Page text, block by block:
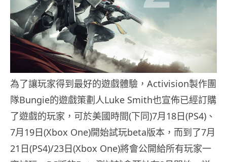
為了讓玩家得到最好的遊戲體驗，Activision製作團
隊Bungie的遊戲策劃人Luke Smith也宣佈已經訂購
了遊戲的玩家，可於美國時間(下同)7月18日(PS4)、
7月19日(Xbox One)開始試玩beta版本，而到了7月
21日(PS4)/23日(Xbox One)將會公開給所有玩家一